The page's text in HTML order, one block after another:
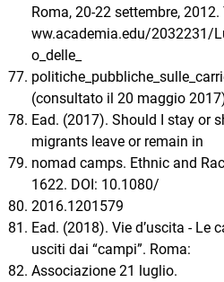
Roma, 20-22 settembre,
ww.academia.edu/2032231/
o_delle_
(consultato il 20 maggio
Ead. (2017). Should I stay or
migrants leave or remain in
nomad camps. Ethnic and
1622. DOI: 10.1080/
2016.1201579
Ead. (2018). Vie d’uscita - Le
usciti dai “campi”. Roma:
Associazione 21 luglio.